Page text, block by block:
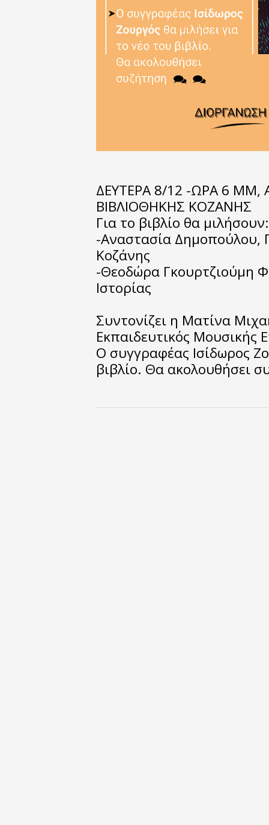
ΔΕΥΤΕΡΑ 8/12 -ΩΡΑ 6
ΒΙΒΛΙΟΘΗΚΗΣ ΚΟΖΑΝΗΣ
Για το βιβλίο θα μιλήσουν:
-Αναστασία Δημοπούλου,
Κοζάνης
-Θεοδώρα Γκουρτζιούμη
Ιστορίας
Συντονίζει η Ματίνα
Εκπαιδευτικός Μουσικής
Ο συγγραφέας Ισίδωρος
βιβλίο. Θα ακολουθήσει